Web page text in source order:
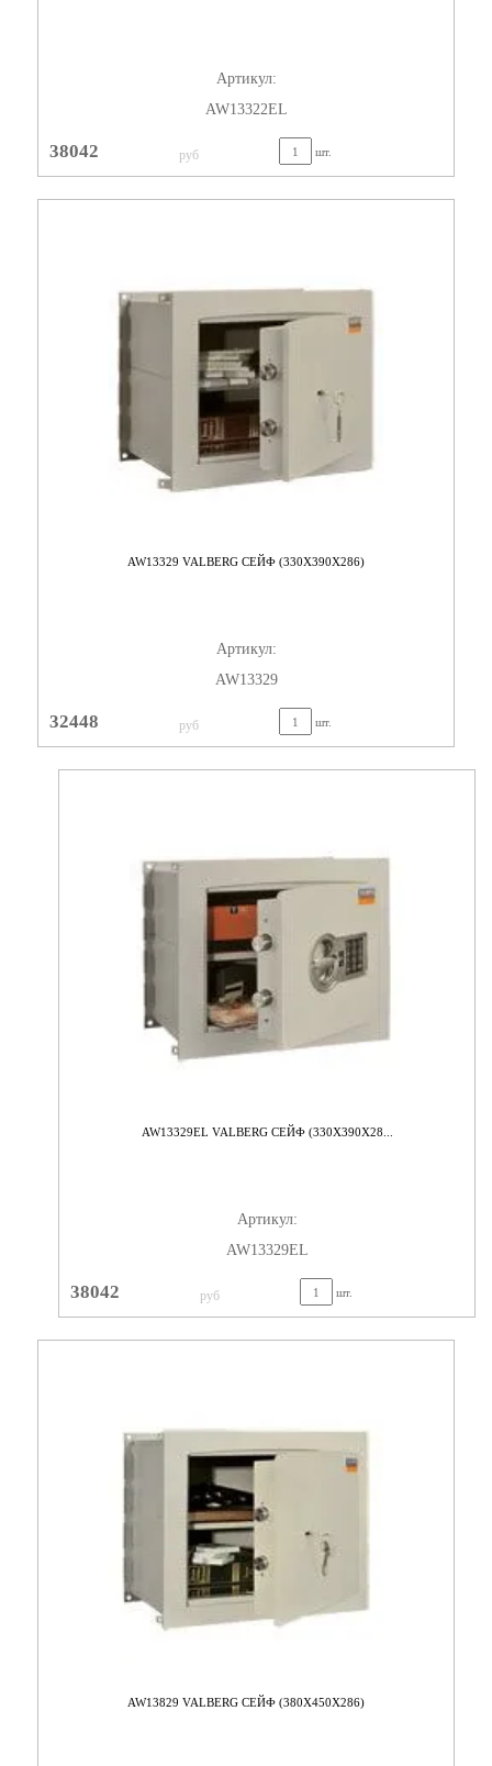
Артикул:
AW13322EL
38042 руб шт.
AW13329 VALBERG СЕЙФ (330X390X286)
Артикул:
AW13329
32448 руб шт.
AW13329EL VALBERG СЕЙФ (330X390X28...
Артикул:
AW13329EL
38042 руб шт.
AW13829 VALBERG СЕЙФ (380X450X286)